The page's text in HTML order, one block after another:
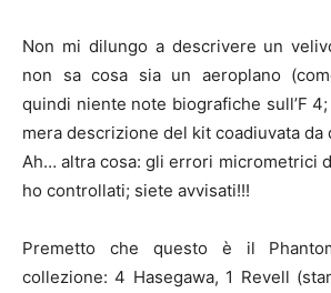
Non mi dilungo a descrivere un
non sa cosa sia un aeroplano
quindi niente note biografiche sull’F
mera descrizione del kit coadiuvata da
Ah… altra cosa: gli errori micrometrici
ho controllati; siete avvisati!!!
Premetto che questo è il
collezione: 4 Hasegawa, 1 Revell